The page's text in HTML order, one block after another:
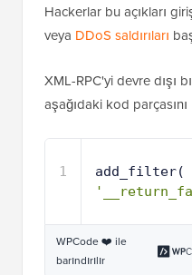
Hackerlar bu açıkları
veya DDoS saldırıları
XML-RPC'yi devre dışı
aşağıdaki kod
1 add_filter(
WPCode ❤️ ile
barındırılır